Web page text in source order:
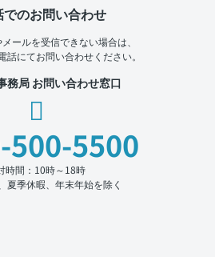
でのお問い合わせ
ールを受信できない場合は、
話にてお問い合わせください。
務局 お問い合わせ窓口
500-5500
時間：10時～18時
夏季休暇、年末年始を除く